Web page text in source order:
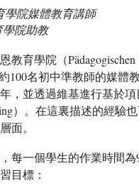
學院媒體教育講師
學院助教
教育學院（Pädagogischen
100名初中準教師的媒體
，並透過維基進行基於
）。在這裏描述的經驗
面。
每一個學生的作業時間為
目標：